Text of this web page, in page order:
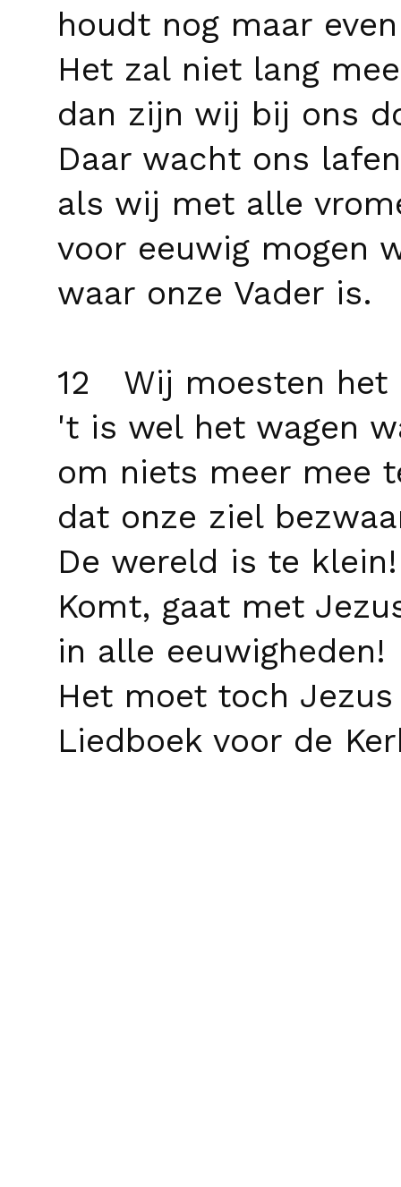
houdt nog maar
Het zal niet lang
dan zijn wij bij ons
Daar wacht ons
als wij met alle
voor eeuwig mogen
waar onze Vader is.
12 Wij moesten het
't is wel het wagen
om niets meer mee
dat onze ziel
De wereld is te klein!
Komt, gaat met
in alle eeuwigheden!
Het moet toch
Liedboek voor de